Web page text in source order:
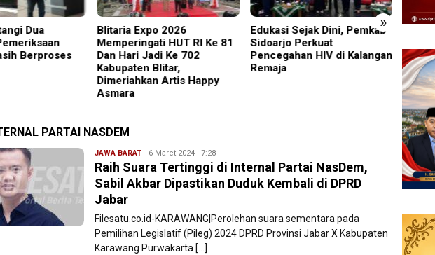
»
Dua
Berproses
Blitaria Expo 2026
Memperingati HUT RI Ke 81
Dan Hari Jadi Ke 702
Kabupaten Blitar,
Dimeriahkan Artis Happy
Asmara
Edukasi Sejak Dini, Pemkab
Sidoarjo Perkuat
Pencegahan HIV di Kalangan
Remaja
Suci,
PARTAI NASDEM
JAWA BARAT Ryan
Karawang
6 Maret 2024 | 7:28
Raih Suara Tertinggi di Internal Partai NasDem,
Sabil Akbar Dipastikan Duduk Kembali di DPRD
Jabar
Filesatu.co.id-KARAWANG|Perolehan suara sementara pada
Pemilihan Legislatif (Pileg) 2024 DPRD Provinsi Jabar X Kabupaten
Karawang Purwakarta […]